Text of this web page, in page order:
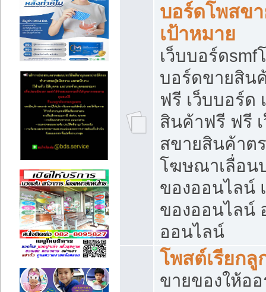
บอร์ดโพสข
เป้าหมาย
เว็บบอร์ดsmf
บอร์ดขายสิน
ฟรี เว็บบอร์ด
สินค้าฟรี ฟรี
สขายสินค้าต
โฆษณาเลื่อน
ของออนไลน์
ของออนไลน์
ออนไลน์
โพสต์เรียก
ขายของให้ออ